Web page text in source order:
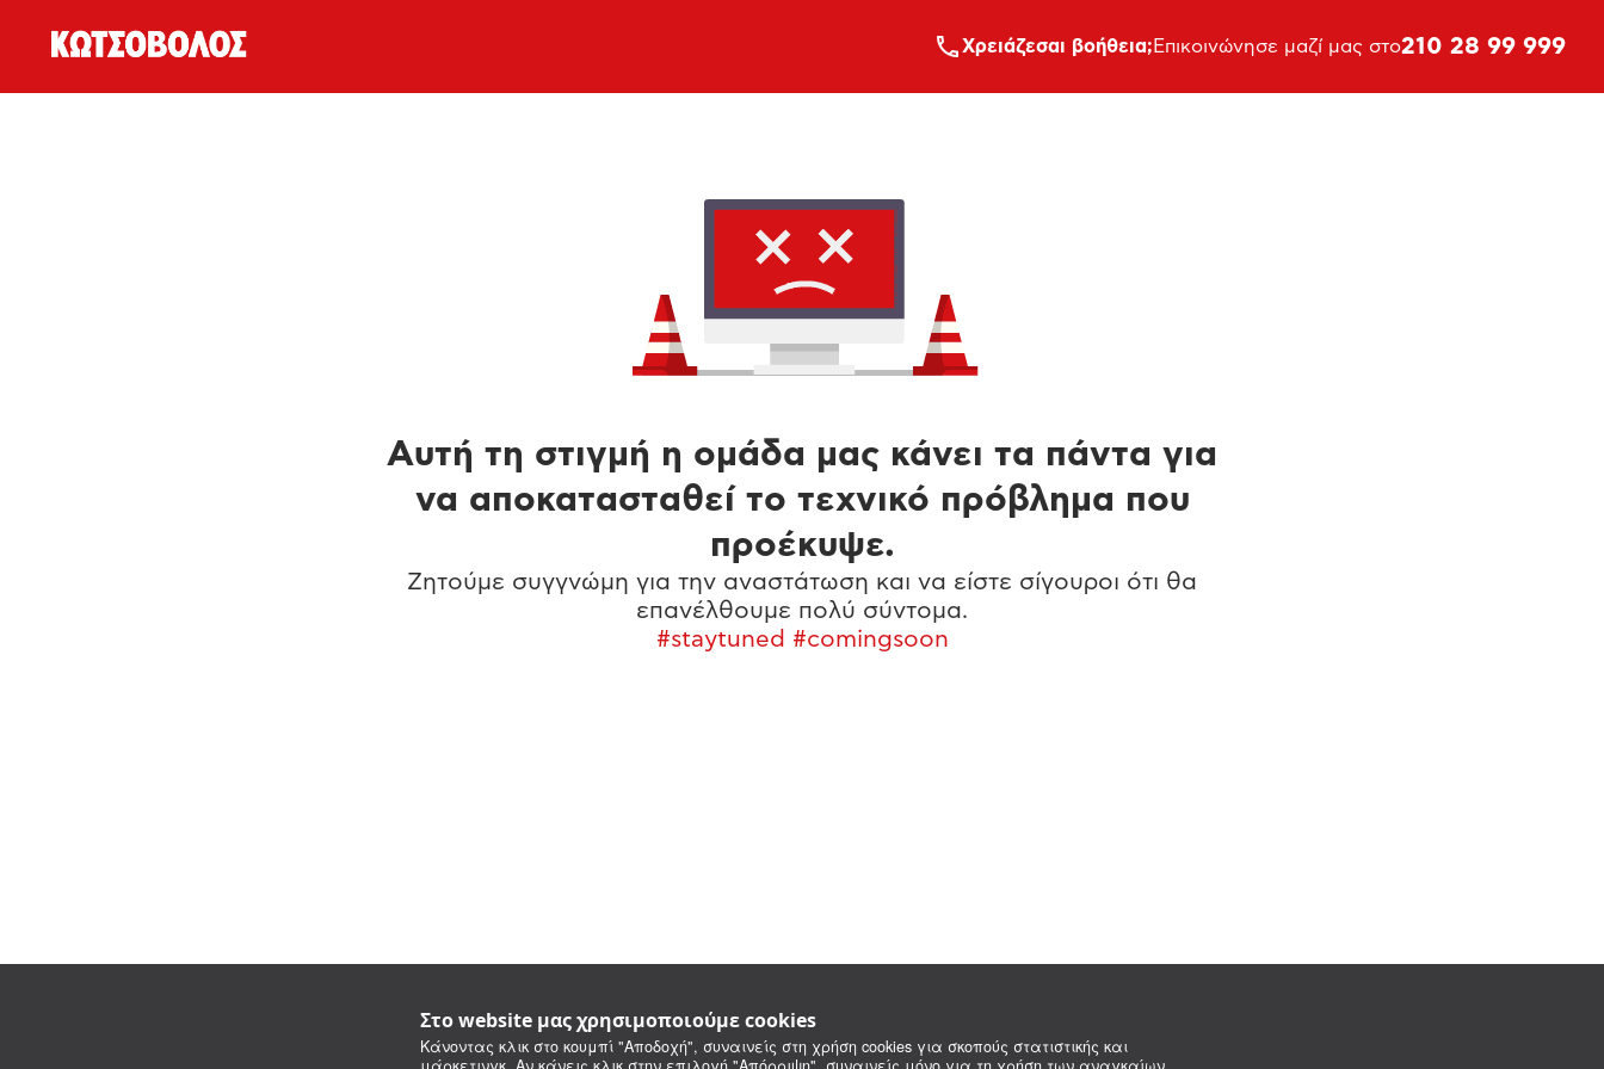
Στο website μας χρησιμοποιούμε cookies
Κάνοντας κλικ στο κουμπί "Αποδοχή", συναινείς στη χρήση cookies για σκοπούς στατιστικής και
Xρειάζεσαι βοήθεια; Επικοινώνησε μαζί μας στο210 28 99 999
Αυτή τη στιγμή η ομάδα μας κάνει τα πάντα για
να αποκατασταθεί το τεχνικό πρόβλημα που
προέκυψε.
Ζητούμε συγγνώμη για την αναστάτωση και να είστε σίγουροι ότι θα
επανέλθουμε πολύ σύντομα.
#staytuned #comingsoon